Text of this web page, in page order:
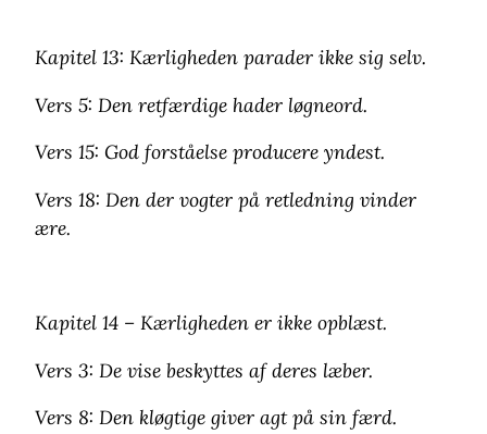
Kapitel 13: Kærligheden parader ikke sig selv.
Vers 5: Den retfærdige hader løgneord.
Vers 15: God forståelse producere yndest.
Vers 18: Den der vogter på retledning vinder
ære.
Kapitel 14 – Kærligheden er ikke opblæst.
Vers 3: De vise beskyttes af deres læber.
Vers 8: Den kløgtige giver agt på sin færd.